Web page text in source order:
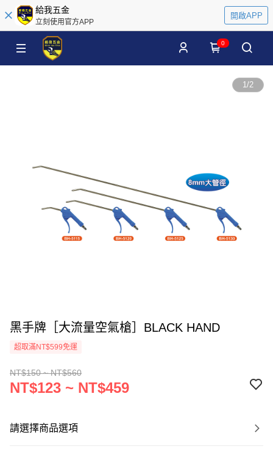
給我五金
立刻使用官方APP
開啟APP
0
1/2
黑手牌［大流量空氣槍］BLACK HAND
超取滿NT$599免運
NT$150 ~ NT$560
NT$123 ~ NT$459
請選擇商品選項